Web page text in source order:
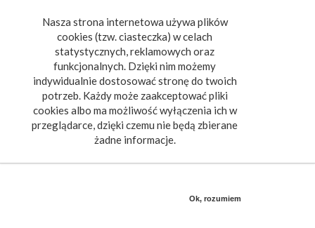
Nasza strona internetowa używa plików
cookies (tzw. ciasteczka) w celach
statystycznych, reklamowych oraz
funkcjonalnych. Dzięki nim możemy
indywidualnie dostosować stronę do twoich
potrzeb. Każdy może zaakceptować pliki
cookies albo ma możliwość wyłączenia ich w
przeglądarce, dzięki czemu nie będą zbierane
żadne informacje.
Ok, rozumiem